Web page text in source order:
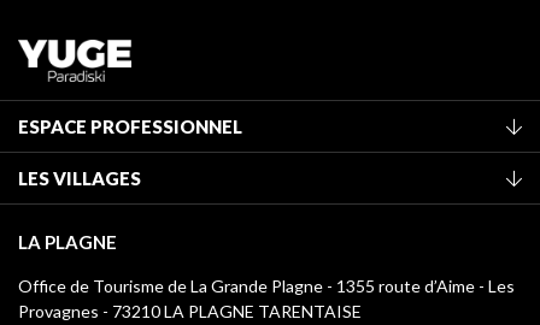
ESPACE PROFESSIONNEL
Classement des meublés
Taxe de séjour
Médiathèque
Logos La Plagne
LES VILLAGES
Champagny-en-Vanoise
Montchavin - Les Coches
LA PLAGNE
Office de Tourisme de La Grande Plagne - 1355 route d’Aime - Les
Provagnes - 73210 LA PLAGNE TARENTAISE